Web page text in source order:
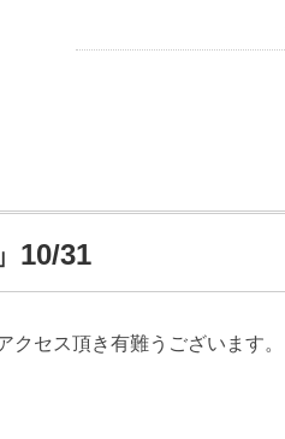
10/31
セス頂き有難うございます。